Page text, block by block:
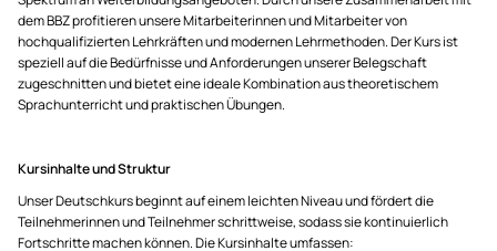
dem BBZ profitieren unsere Mitarbeiterinnen und Mitarbeiter von
hochqualifizierten Lehrkräften und modernen Lehrmethoden. Der Kurs ist
speziell auf die Bedürfnisse und Anforderungen unserer Belegschaft
zugeschnitten und bietet eine ideale Kombination aus theoretischem
Sprachunterricht und praktischen Übungen.
Kursinhalte und Struktur
Unser Deutschkurs beginnt auf einem leichten Niveau und fördert die
Teilnehmerinnen und Teilnehmer schrittweise, sodass sie kontinuierlich
Fortschritte machen können. Die Kursinhalte umfassen: